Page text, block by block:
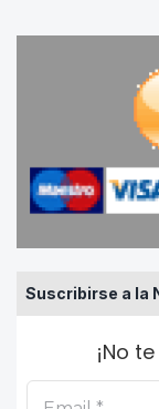
Suscribirse a la
¡No